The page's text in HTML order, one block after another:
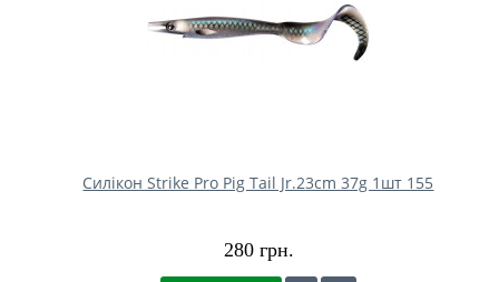
Силікон Strike Pro Pig Tail Jr.23cm 37g 1шт 155
280 грн.